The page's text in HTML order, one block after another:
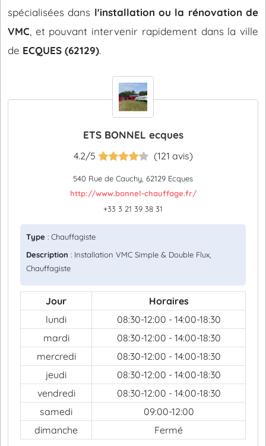
spécialisées dans l'installation ou la rénovation de
VMC , et pouvant intervenir rapidement dans la ville
de ECQUES (62129).
ETS BONNEL ecques
4.2/5 (121 avis)
540 Rue de Cauchy, 62129 Ecques
http://www.bonnel-chauffage.fr/
+33 3 21 39 38 31
Type : Chauffagiste
Description : Installation VMC Simple & Double Flux,
Chauffagiste
Jour
Horaires
lundi
08:30-12:00 - 14:00-18:30
mardi
08:30-12:00 - 14:00-18:30
mercredi
08:30-12:00 - 14:00-18:30
jeudi
08:30-12:00 - 14:00-18:30
vendredi
08:30-12:00 - 14:00-18:30
samedi
09:00-12:00
dimanche
Fermé